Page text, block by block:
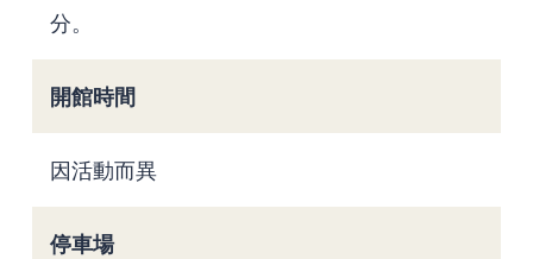
分。
開館時間
因活動而異
停車場